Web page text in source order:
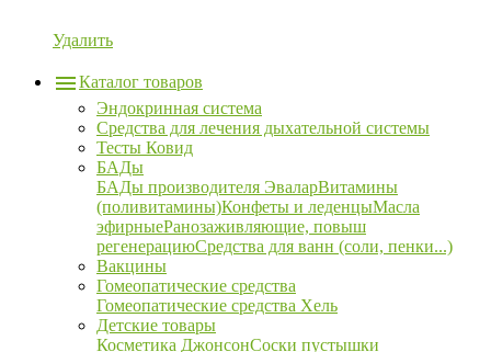
Удалить
Каталог товаров
Эндокринная система
Средства для лечения дыхательной системы
Тесты Ковид
БАДы
БАДы производителя ЭваларВитамины
(поливитамины)Конфеты и леденцыМасла
эфирныеРанозаживляющие, повыш
регенерациюСредства для ванн (соли, пенки...)
Вакцины
Гомеопатические средства
Гомеопатические средства Хель
Детские товары
Косметика ДжонсонСоски пустышки